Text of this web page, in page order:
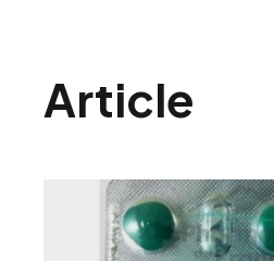
Article